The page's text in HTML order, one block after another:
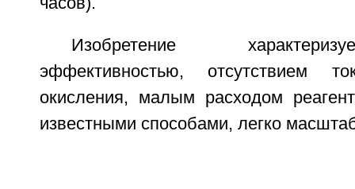
Изобретение
эффективностью, отсутствием
окисления, малым расходом
известными способами, легко